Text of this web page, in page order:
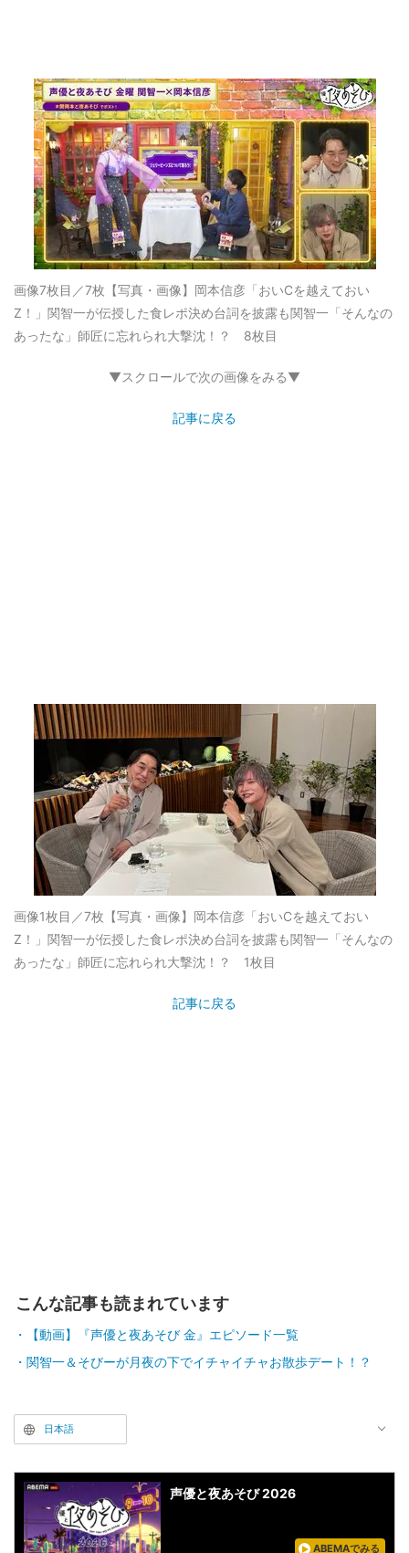
画像7枚目／7枚 【写真・画像】岡本信彦「おいCを越えておい
Z！」関智一が伝授した食レポ決め台詞を披露も関智一「そんなの
あったな」師匠に忘れられ大撃沈！？ 8枚目
▼スクロールで次の画像をみる▼
記事に戻る
画像1枚目／7枚 【写真・画像】岡本信彦「おいCを越えておい
Z！」関智一が伝授した食レポ決め台詞を披露も関智一「そんなの
あったな」師匠に忘れられ大撃沈！？ 1枚目
記事に戻る
こんな記事も読まれています
【動画】『声優と夜あそび 金』エピソード一覧
関智一＆そびーが月夜の下でイチャイチャお散歩デート！？
日本語
声優と夜あそび 2026
ABEMAでみる